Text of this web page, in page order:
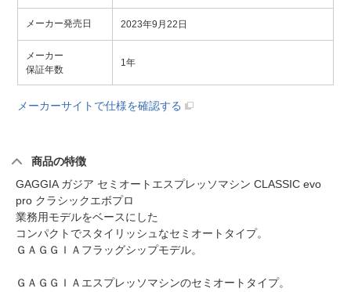
メーカー発売日 2023年9月22日
メーカー
保証年数
1年
メーカーサイトで仕様を確認する
商品の特徴
GAGGIA ガジア セミオートエスプレッソマシン CLASSIC evo
pro クラシックエボプロ
業務用モデルをベースにした
コンパクトでスタイリッシュなセミオートタイプ。
ＧＡＧＧＩＡフラッグシップモデル。
ＧＡＧＧＩＡエスプレッソマシンのセミオートタイプ。